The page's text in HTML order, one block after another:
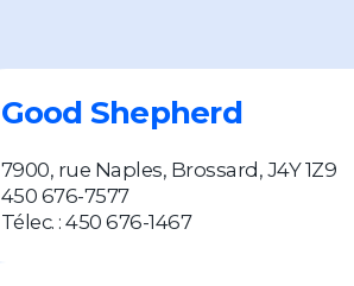
Good Shepherd
7900, rue Naples, Brossard, J4Y 1Z9
450 676-7577
Télec. : 450 676-1467